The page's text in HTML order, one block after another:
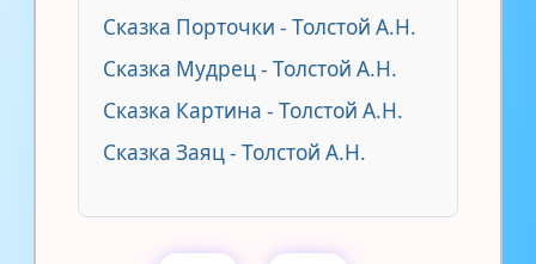
Сказка Порточки - Толстой А.Н.
Сказка Мудрец - Толстой А.Н.
Сказка Картина - Толстой А.Н.
Сказка Заяц - Толстой А.Н.